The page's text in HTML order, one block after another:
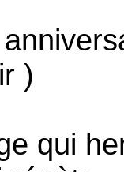
)
qui